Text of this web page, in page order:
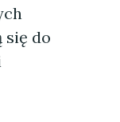
się do